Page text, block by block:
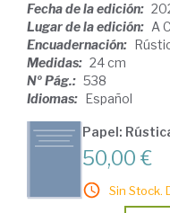
Fecha de la edición:
Lugar de la edición: A
Encuadernación:
Medidas: 24 cm
Nº Pág.: 538
Idiomas: Español
Papel:
50,00 €
Sin Stock.